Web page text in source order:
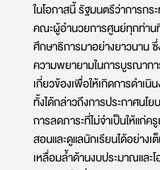
ในโอกาสนี้ รัฐมนตรีว่าการก
คณะผู้อำนวยการศูนย์ทุกท่าน
ศึกษาธิการมาอย่างยาวนาน
ความพยายามในการบูรณาก
เกี่ยวข้องเพื่อให้เกิดการดำเ
ทั้งได้กล่าวถึงการประกาศนโ
การลดภาระที่ไม่จำเป็นให้แก่
สอนและดูแลนักเรียนได้อย่าง
เหลื่อมล้ำด้านงบประมาณและ